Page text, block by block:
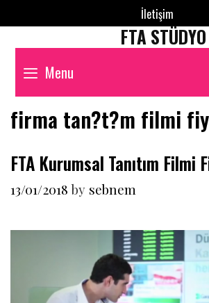
to
content
İletişim
FTA STÜDYO
Menu
firma tan?t?m filmi
FTA Kurumsal Tanıtım Filmi
13/01/2018 by sebnem